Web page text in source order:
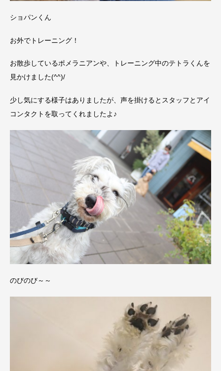
ショパンくん
お外でトレーニング！
お散歩しているポメラニアンや、トレーニング中のテトラくんを
見かけました(^^)/
少し気にする様子はありましたが、声を掛けるとスタッフとアイ
コンタクトを取ってくれましたよ♪
のびのび～～